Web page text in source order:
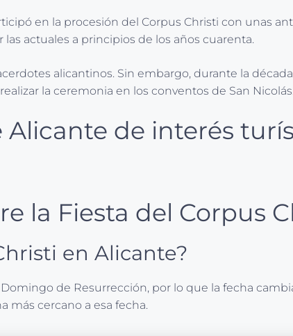
en la procesión del Corpus Christi con unas
actuales a principios de los años cuarenta.
alicantinos. Sin embargo, durante la
la ceremonia en los conventos de San Nicolás.
de interés
la Fiesta del Corpus
en Alicante?
de Resurrección, por lo que la fecha
más cercano a esa fecha.